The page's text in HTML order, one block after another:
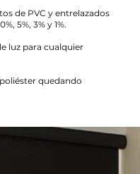
de PVC y entrelazados
5%, 3% y 1%.
luz para cualquier
quedando